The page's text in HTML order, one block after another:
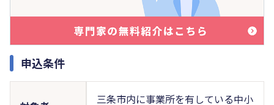
申込条件
三条市内に事業所を有している中小